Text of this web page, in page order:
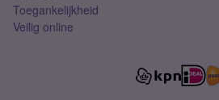
Toegankelijkheid
Veilig online